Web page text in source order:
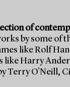
of
by some of
like Rolf
like Harry
Terry O'Neill,